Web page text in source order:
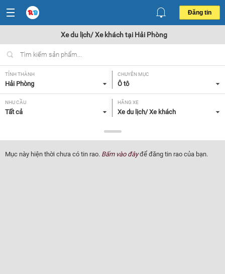
Đăng tin
Xe du lịch/ Xe khách tại Hải Phòng
TỈNH THÀNH
Hải Phòng
CHUYÊN MỤC
Ô tô
NHU CẦU
Tất cả
HÃNG XE
Xe du lịch/ Xe khách
Tất cả
NĂM SẢN XUẤT
Tất cả
GIÁ XE XUẤT XỨ
Mục này hiện thời chưa có tin rao. Bấm vào đâyđể đăng tin rao của bạn.